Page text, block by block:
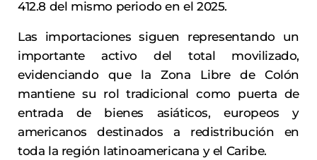
412.8 del mismo periodo en el 2025.
Las importaciones siguen representando un
importante activo del total movilizado,
evidenciando que la Zona Libre de Colón
mantiene su rol tradicional como puerta de
entrada de bienes asiáticos, europeos y
americanos destinados a redistribución en
toda la región latinoamericana y el Caribe.